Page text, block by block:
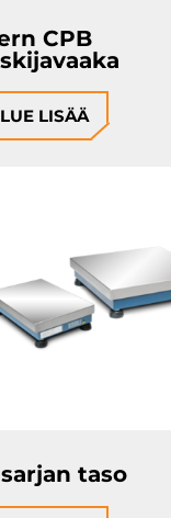
CPB
LUE LISÄÄ
taso